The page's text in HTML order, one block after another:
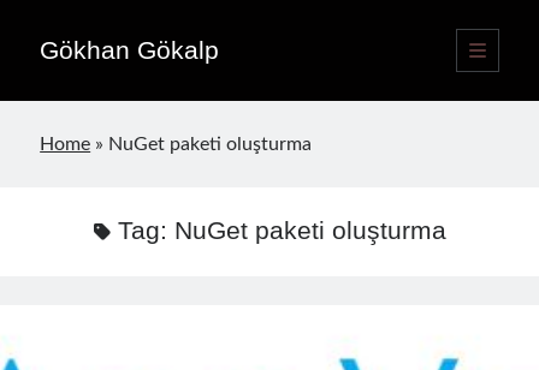
Gökhan Gökalp
open
primary
Sidebar
Home » NuGet paketi oluşturma
Tag: NuGet paketi oluşturma